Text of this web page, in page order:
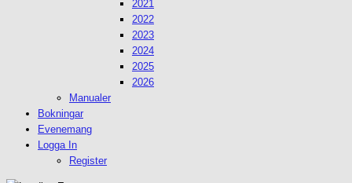
2021
2022
2023
2024
2025
2026
Manualer
Bokningar
Evenemang
Logga In
Register